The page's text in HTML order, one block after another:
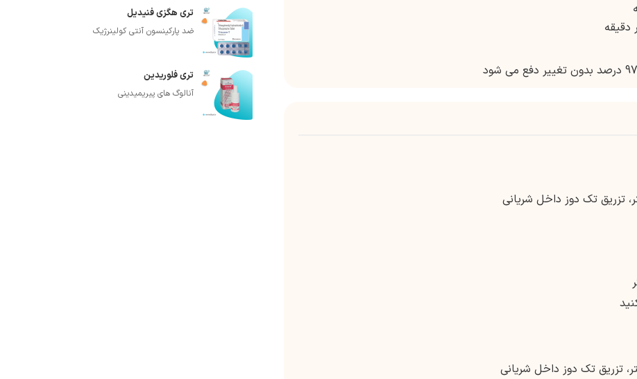
تری هگزی فنیدیل
ضد پارکینسون آنتی کولینرژیک
تری فلوریدین
آنالوگ های پیریمیدینی